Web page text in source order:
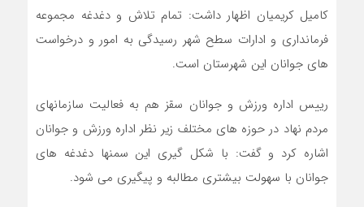
کامیل کریمیان اظهار داشت: تمام تلاش و دغدغه مجموعه
فرمانداری و ادارات سطح شهر رسیدگی به امور و درخواست
های جوانان این شهرستان است.
رییس اداره ورزش و جوانان سقز هم به فعالیت سازمانهای
مردم نهاد در حوزه های مختلف زیر نظر اداره ورزش و جوانان
اشاره کرد و گفت: با شکل گیری این سمنها دغدغه های
جوانان با سهولت بیشتری مطالبه و پیگیری می شود.